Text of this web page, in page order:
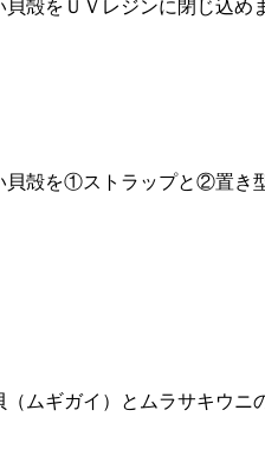
殻をＵＶレジンに閉じ込め
殻を①ストラップと②置き
ギガイ）とムラサキウニ